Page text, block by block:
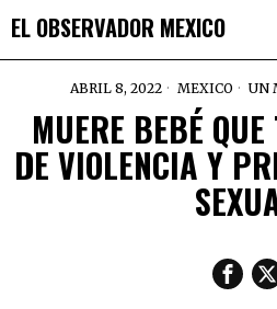
EL OBSERVADOR MEXICO
ABRIL 8, 2022 MEXICO UN
MUERE BEBÉ
DE VIOLENCIA Y